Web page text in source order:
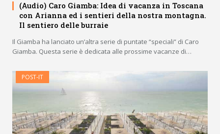
(Audio) Caro Giamba: Idea di vacanza in Toscana
con Arianna ed i sentieri della nostra montagna.
Il sentiero delle burraie
Il Giamba ha lanciato un’altra serie di puntate “speciali” di Caro
Giamba. Questa serie è dedicata alle prossime vacanze di…
POST-IT